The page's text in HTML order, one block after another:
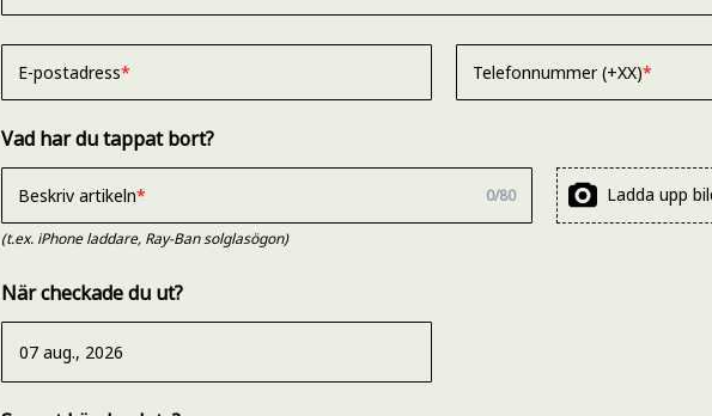
E-postadress Telefonnummer (+XX)
Vad har du tappat bort?
Beskriv artikeln 0/80 Ladda upp
(t.ex. iPhone laddare, Ray-Ban solglasögon)
När checkade du ut?